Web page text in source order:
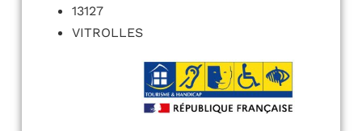
13127
VITROLLES